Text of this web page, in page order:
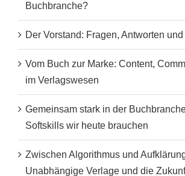
Buchbranche?
Der Vorstand: Fragen, Antworten
Vom Buch zur Marke: Content,
im Verlagswesen
Gemeinsam stark in der
Softskills wir heute brauchen
Zwischen Algorithmus und
Unabhängige Verlage und die